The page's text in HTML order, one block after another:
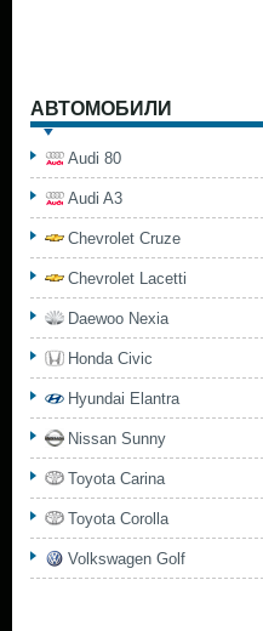
АВТОМОБИЛИ
Audi 80
Audi A3
Chevrolet Cruze
Chevrolet Lacetti
Daewoo Nexia
Honda Civic
Hyundai Elantra
Nissan Sunny
Toyota Carina
Toyota Corolla
Volkswagen Golf